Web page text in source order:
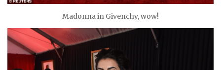
Madonna in Givenchy, wow!